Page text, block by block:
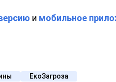
и мобильное
ЕкоЗагроза